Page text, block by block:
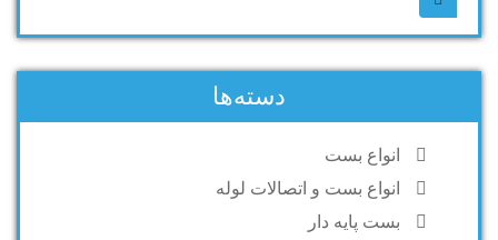
دسته‌ها
انواع بست
انواع بست و اتصالات لوله
بست پایه دار